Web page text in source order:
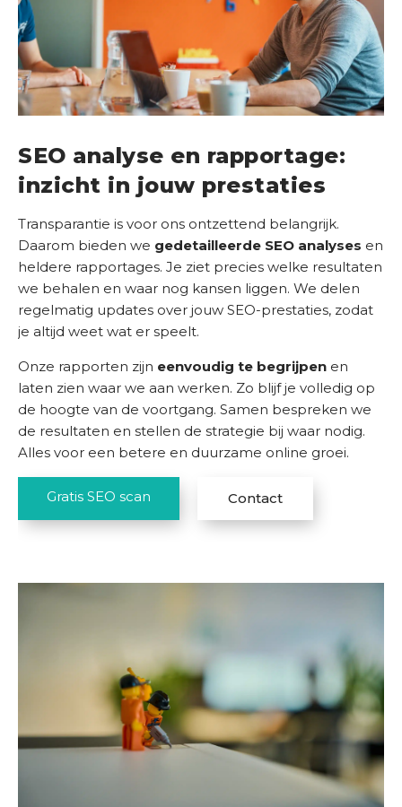
SEO analyse en rapportage:
inzicht in jouw prestaties
Transparantie is voor ons ontzettend belangrijk.
Daarom bieden we gedetailleerde SEO analyses en
heldere rapportages. Je ziet precies welke resultaten
we behalen en waar nog kansen liggen. We delen
regelmatig updates over jouw SEO-prestaties, zodat
je altijd weet wat er speelt.
Onze rapporten zijn eenvoudig te begrijpen en
laten zien waar we aan werken. Zo blijf je volledig op
de hoogte van de voortgang. Samen bespreken we
de resultaten en stellen de strategie bij waar nodig.
Alles voor een betere en duurzame online groei.
Gratis SEO scan Contact